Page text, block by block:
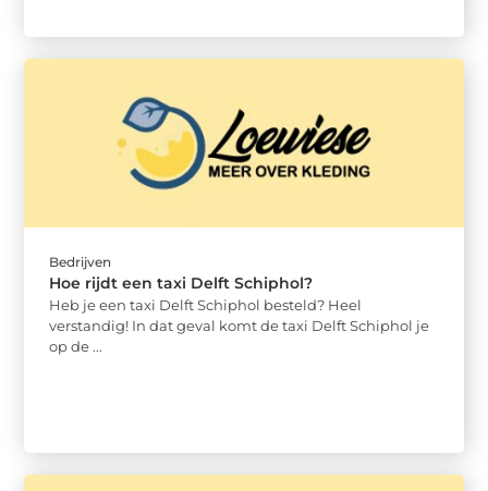
Bedrijven
Hoe rijdt een taxi Delft Schiphol?
Heb je een taxi Delft Schiphol besteld? Heel
verstandig! In dat geval komt de taxi Delft Schiphol je
op de ...